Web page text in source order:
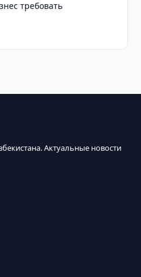
требовать
Актуальные новости